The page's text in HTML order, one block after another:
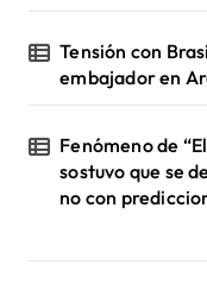
Tensión con
embajador en
Fenómeno de
sostuvo que se
no con